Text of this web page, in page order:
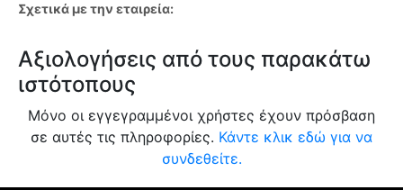
Σχετικά με την εταιρεία:
Αξιολογήσεις από τους παρακάτω
ιστότοπους
Μόνο οι εγγεγραμμένοι χρήστες έχουν πρόσβαση
σε αυτές τις πληροφορίες. Κάντε κλικ εδώ για να
συνδεθείτε.